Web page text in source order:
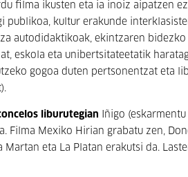
filma ikusten eta ia inoiz aipatzen
publikoa, kultur erakunde
autodidaktikoak, ekintzaren
eskola eta unibertsitateetatik
gogoa duten pertsonentzat eta
liburutegian Iñigo
Filma Mexiko Hirian grabatu zen,
Martan eta La Platan erakutsi da.